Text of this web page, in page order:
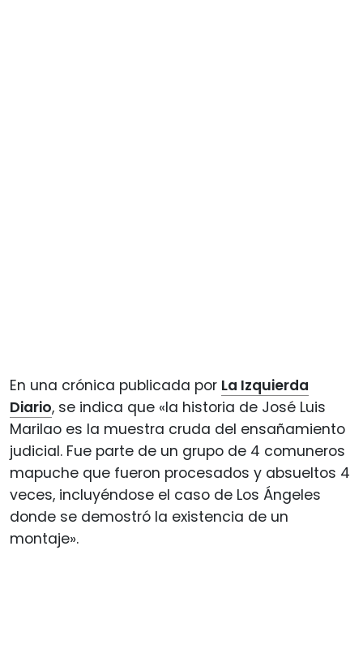
En una crónica publicada por La Izquierda
Diario, se indica que «la historia de José Luis
Marilao es la muestra cruda del ensañamiento
judicial. Fue parte de un grupo de 4 comuneros
mapuche que fueron procesados y absueltos 4
veces, incluyéndose el caso de Los Ángeles
donde se demostró la existencia de un
montaje».